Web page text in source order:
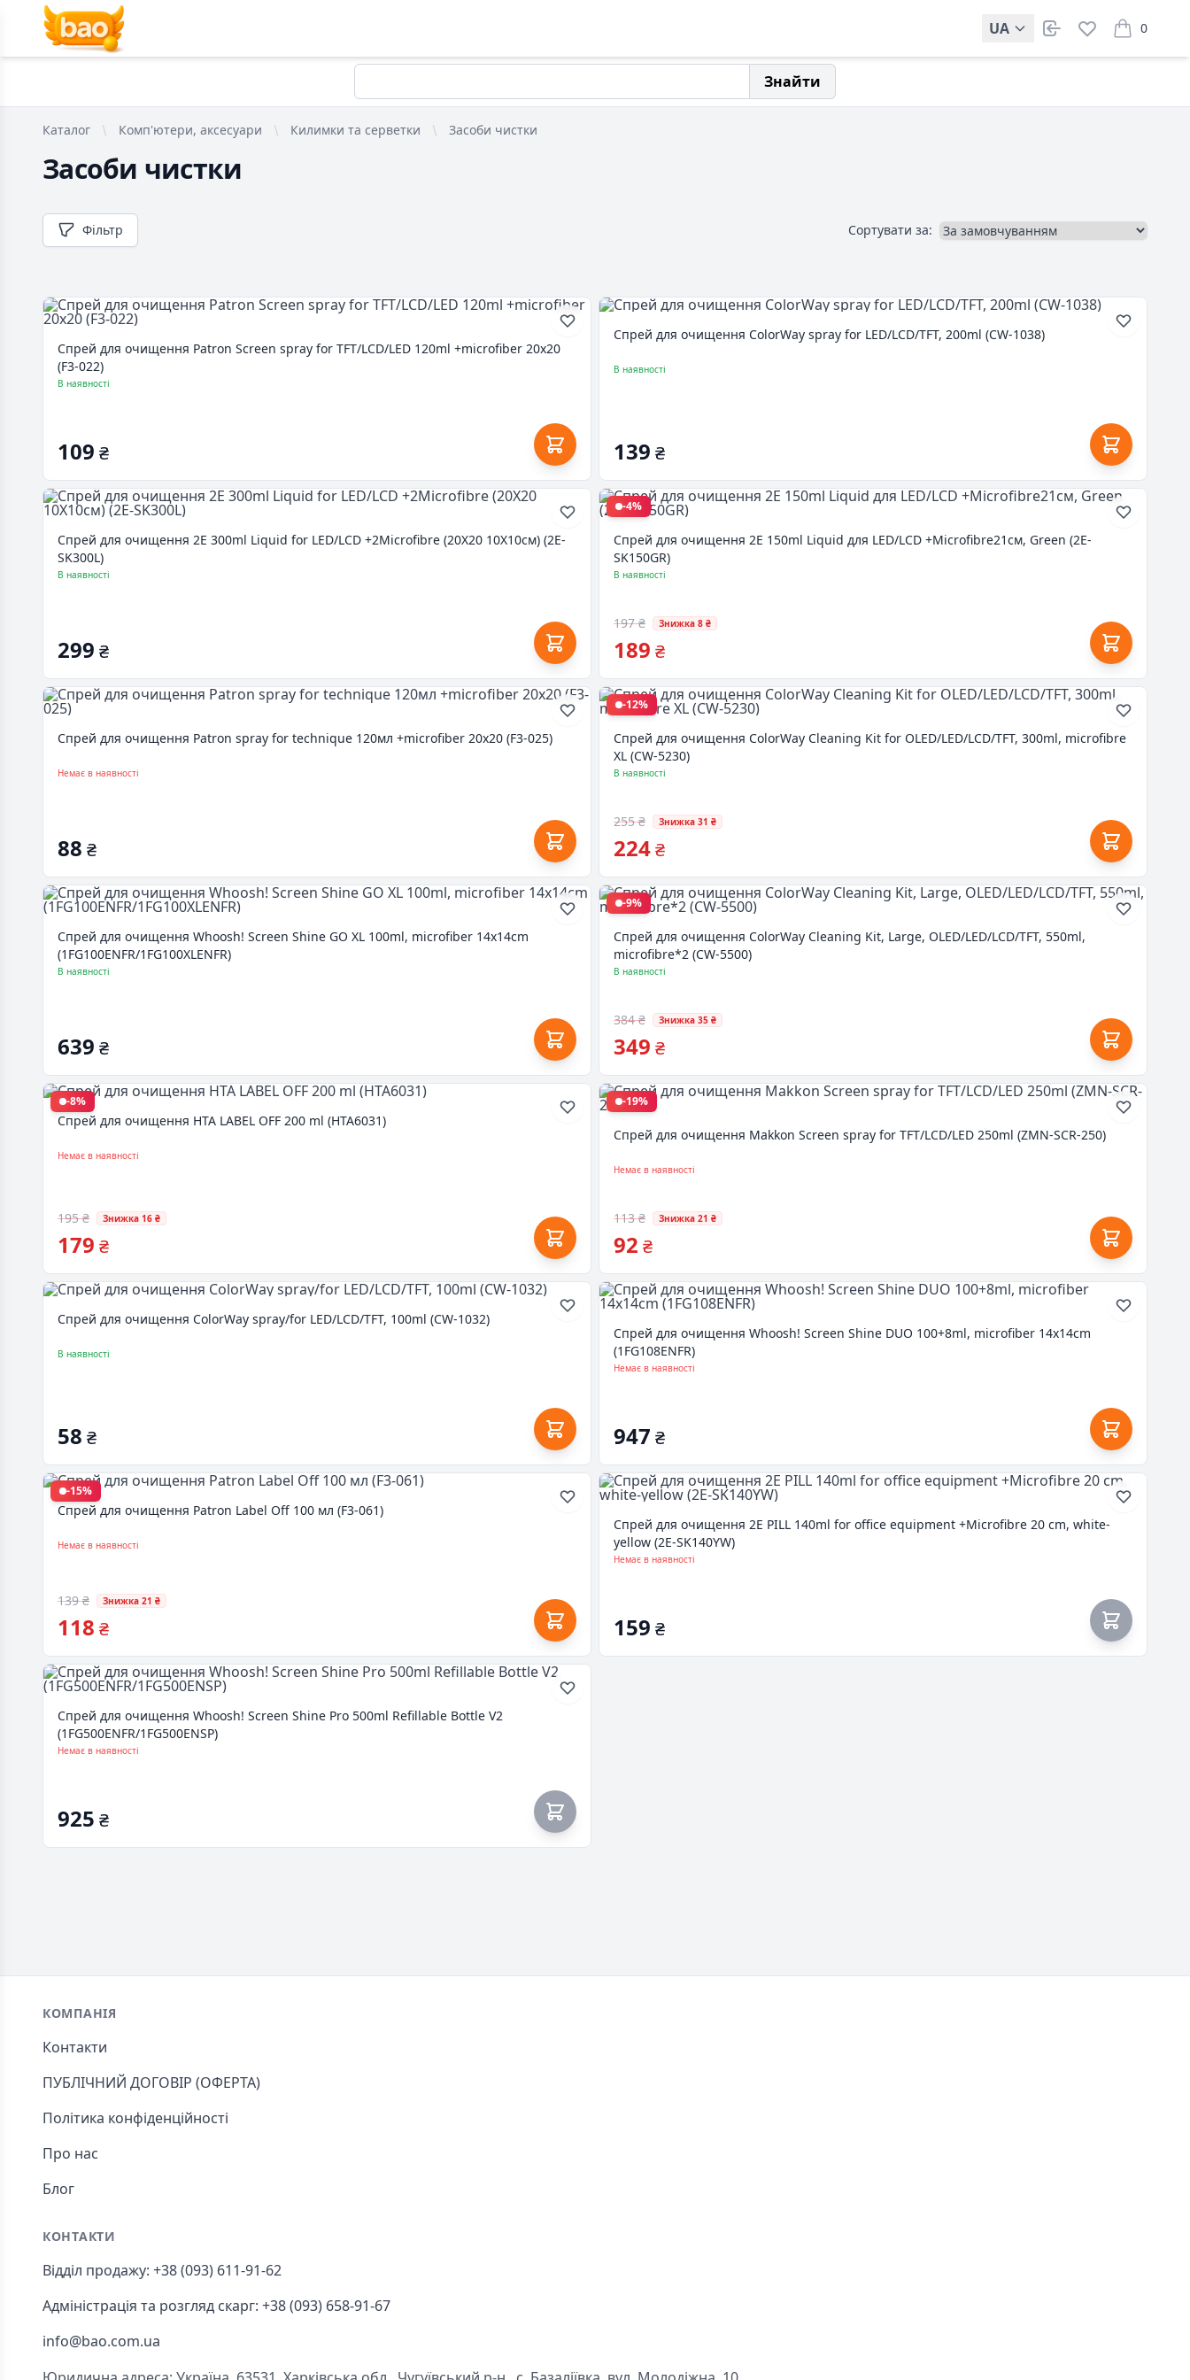
UA 0
items in
Знайти
Каталог Комп'ютери, аксесуари Килимки та серветки Засоби чистки
Засоби чистки
Фільтр Сортувати за:
Спрей для очищення Patron Screen spray for TFT/LCD/LED 120ml +microfiber 20х20
(F3-022)
В наявності
109 ₴
Спрей для очищення ColorWay spray for LED/LCD/TFT, 200ml (CW-1038)
В наявності
139 ₴
Спрей для очищення 2E 300ml Liquid for LED/LCD +2Microfibre (20X20 10X10см) (2E-
SK300L)
В наявності
299 ₴
-4%
Спрей для очищення 2E 150ml Liquid для LED/LCD +Microfibre21см, Green (2E-
SK150GR)
В наявності
197 ₴ Знижка 8 ₴
189 ₴
Спрей для очищення Patron spray for technique 120мл +microfiber 20х20 (F3-025)
Немає в наявності
88 ₴
-12%
Спрей для очищення ColorWay Cleaning Kit for OLED/LED/LCD/TFT, 300ml, microfibre
XL (CW-5230)
В наявності
255 ₴ Знижка 31 ₴
224₴
Спрей для очищення Whoosh! Screen Shine GO XL 100ml, microfiber 14x14cm
(1FG100ENFR/1FG100XLENFR)
В наявності
639 ₴
-9%
Спрей для очищення ColorWay Cleaning Kit, Large, OLED/LED/LCD/TFT, 550ml,
microfibre*2 (CW-5500)
В наявності
384 ₴ Знижка 35 ₴
349 ₴
-8%
Спрей для очищення HTA LABEL OFF 200 ml (HTA6031)
Немає в наявності
195 ₴ Знижка 16 ₴
179 ₴
-19%
Спрей для очищення Makkon Screen spray for TFT/LCD/LED 250ml (ZMN-SCR-250)
Немає в наявності
113 ₴ Знижка 21 ₴
92 ₴
Спрей для очищення ColorWay spray/for LED/LCD/TFT, 100ml (CW-1032)
В наявності
58 ₴
Спрей для очищення Whoosh! Screen Shine DUO 100+8ml, microfiber 14x14cm
(1FG108ENFR)
Немає в наявності
947 ₴
-15%
Спрей для очищення Patron Label Off 100 мл (F3-061)
Немає в наявності
139 ₴ Знижка 21 ₴
118 ₴
Спрей для очищення 2E PILL 140ml for office equipment +Microfibre 20 cm, white-
yellow (2E-SK140YW)
Немає в наявності
159 ₴
Спрей для очищення Whoosh! Screen Shine Pro 500ml Refillable Bottle V2
(1FG500ENFR/1FG500ENSP)
Немає в наявності
925 ₴
Footer
КОМПАНІЯ
Контакти
ПУБЛІЧНИЙ ДОГОВІР (ОФЕРТА)
Політика конфіденційності
Про нас
Блог
КОНТАКТИ
Відділ продажу: +38 (093) 611-91-62
Адміністрація та розгляд скарг: +38 (093) 658-91-67
info@bao.com.ua